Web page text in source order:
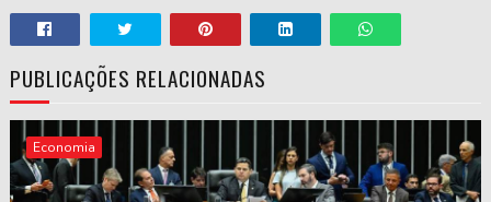
PUBLICAÇÕES RELACIONADAS
Economia